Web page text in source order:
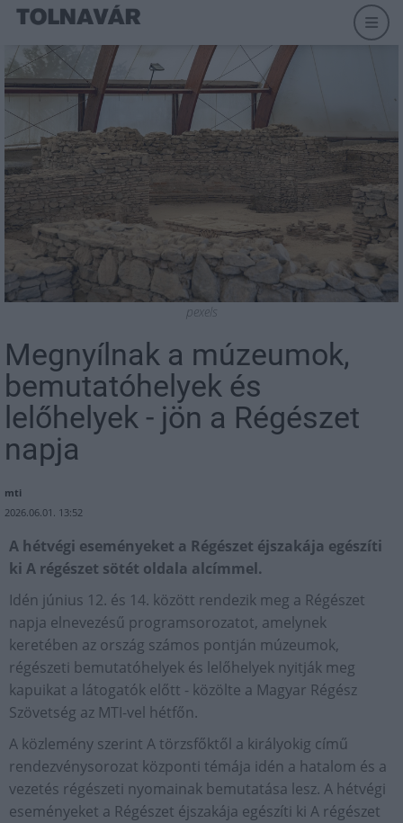
pexels
Megnyílnak a múzeumok,
bemutatóhelyek és
lelőhelyek - jön a Régészet
napja
mti
2026.06.01. 13:52
A hétvégi eseményeket a Régészet éjszakája egészíti
ki A régészet sötét oldala alcímmel.
Idén június 12. és 14. között rendezik meg a Régészet
napja elnevezésű programsorozatot, amelynek
keretében az ország számos pontján múzeumok,
régészeti bemutatóhelyek és lelőhelyek nyitják meg
kapuikat a látogatók előtt - közölte a Magyar Régész
Szövetség az MTI-vel hétfőn.
A közlemény szerint A törzsfőktől a királyokig című
rendezvénysorozat központi témája idén a hatalom és a
vezetés régészeti nyomainak bemutatása lesz. A hétvégi
eseményeket a Régészet éjszakája egészíti ki A régészet